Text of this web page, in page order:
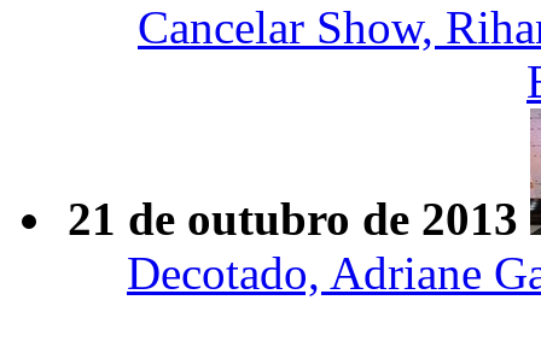
Cancelar Show,
21 de outubro de 2013
Decotado, Adriane